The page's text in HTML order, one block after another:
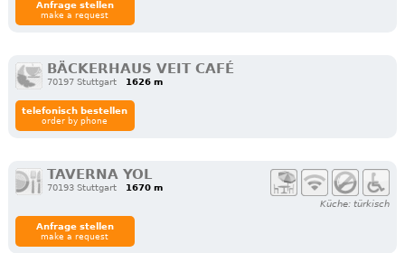
Anfrage stellen
make a request
BÄCKERHAUS VEIT CAFÉ
70197 Stuttgart 1626 m
telefonisch bestellen
order by phone
TAVERNA YOL
70193 Stuttgart
1670 m
Küche: türkisch
Anfrage stellen
make a request